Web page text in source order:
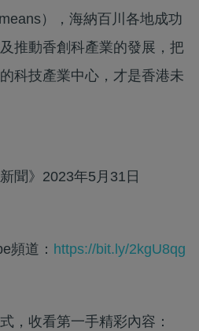
），海納百川各地成功
推動香創科產業的發展，把
科技產業中心，才是香港未
聞》2023年5月31日
頻道： https://bit.ly/2kgU8qg
，收看第一手精彩內容：